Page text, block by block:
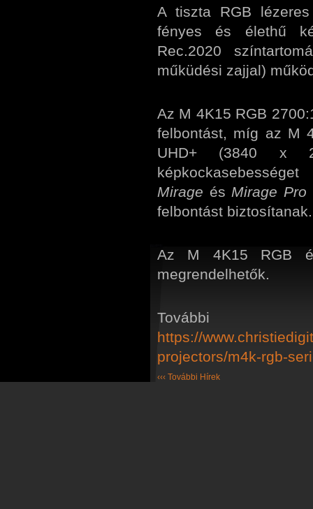
A tiszta RGB
fényes és élethű
Rec.2020
műküdési zajjal)
Az M 4K15 RGB
felbontást, míg az M
UHD+ (3840 x
Mirage és Mirage Pro
felbontást biztosítanak.
Az M 4K15 RGB
megrendelhetők.
https://
projectors/m4k-rgb-
‹‹‹ További Hírek